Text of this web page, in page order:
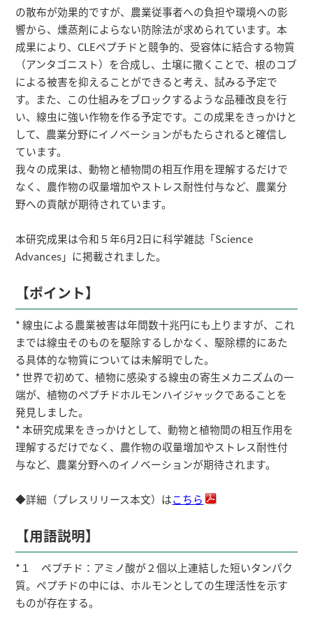
の散布が効果的ですが、農業従事者への負担や環境への影
響から、燻蒸剤によらない防除法が求められています。本
成果により、CLEペプチドと競争的、受容体に結合する物質
（アンタゴニスト）を合成し、土壌に撒くことで、根のコブ
による被害を抑えることができると考え、試みる予定で
す。また、この仕組みをブロックするような品種改良を行
い、線虫に強い作物を作る予定です。この成果をきっかけと
して、農業分野にイノベーションがもたらされると確信し
ています。
我々の成果は、動物と植物間の相互作用を理解するだけで
なく、農作物の収量増加やストレス耐性付与など、農業分
野への貢献が期待されています。
本研究成果は令和５年6月2日に科学雑誌「Science
Advances」に掲載されました。
【ポイント】
* 線虫による農業被害は年間数十兆円にも上りますが、これ
までは線虫そのものを駆除するしかなく、駆除標的にあた
る具体的な物質については未解明でした。
* 世界で初めて、植物に感染する線虫の寄生メカニズムの一
端が、植物のペプチドホルモンハイジャックであることを
発見しました。
* 本研究成果をきっかけとして、動物と植物間の相互作用を
理解するだけでなく、農作物の収量増加やストレス耐性付
与など、農業分野へのイノベーションが期待されます。
◆詳細（プレスリリース本文）はこちら
【用語説明】
*１ ペプチド：アミノ酸が２個以上連結した短いタンパク
質。ペプチドの中には、ホルモンとしての生理活性を示す
ものが存在する。